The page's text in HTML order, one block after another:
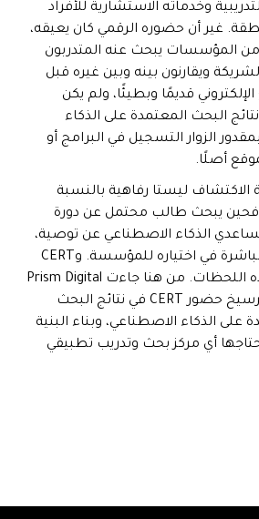
وخدماته الاستشارية للأفراد
غير أن حضوره الرقمي كان يعيقه،
المؤسسات يبحث عنه المتدربون
ويقارنون بينه وبين غيره قبل
قديمًا وبطيئًا، ولم يكن
البحث المعتمدة على الذكاء
الزوار التسجيل في البرامج أو
أصلًا.
الاكتشاف ليستا رفاهية بالنسبة
فحين يبحث طالب محتمل عن دورة
الذكاء الاصطناعي عن توصية،
فإن ما يظهر له يؤثر مباشرة في اختياره للمؤسسة. وCERT
كان غائبًا تمامًا عن هذه اللحظات. من هنا جاءت Prism Digital
لإعادة بناء الموقع، وترسيخ حضور CERT في نتائج البحث
على الذكاء الاصطناعي، وبناء البنية
أي مركز بحث وتدريب تطبيقي